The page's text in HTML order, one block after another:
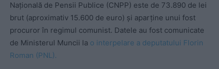
Națională de Pensii Publice (CNPP) este de 73.890 de lei
brut (aproximativ 15.600 de euro) și aparține unui fost
procuror în regimul comunist. Datele au fost comunicate
de Ministerul Muncii la o interpelare a deputatului Florin
Roman (PNL).